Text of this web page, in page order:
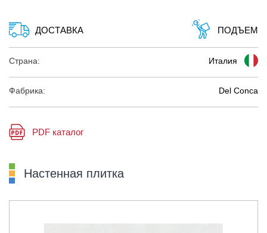
ДОСТАВКА ПОДЪЕМ
Страна: Италия
Фабрика: Del Conca
PDF каталог
Настенная плитка